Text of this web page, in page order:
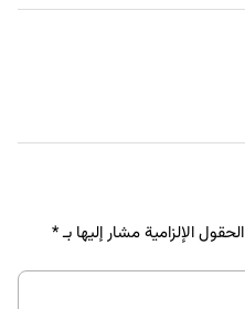
الحقول الإلزامية مشار إليها بـ*